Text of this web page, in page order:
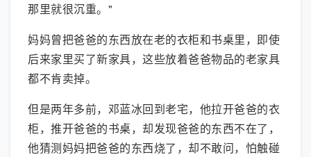
那里就很沉重。"
妈妈曾把爸爸的东西放在老的衣柜和书桌里，即使
后来家里买了新家具，这些放着爸爸物品的老家具
都不肯卖掉。
但是两年多前，邓蓝冰回到老宅，他拉开爸爸的衣
柜，推开爸爸的书桌，却发现爸爸的东西不在了，
他猜测妈妈把爸爸的东西烧了，却不敢问，怕触碰